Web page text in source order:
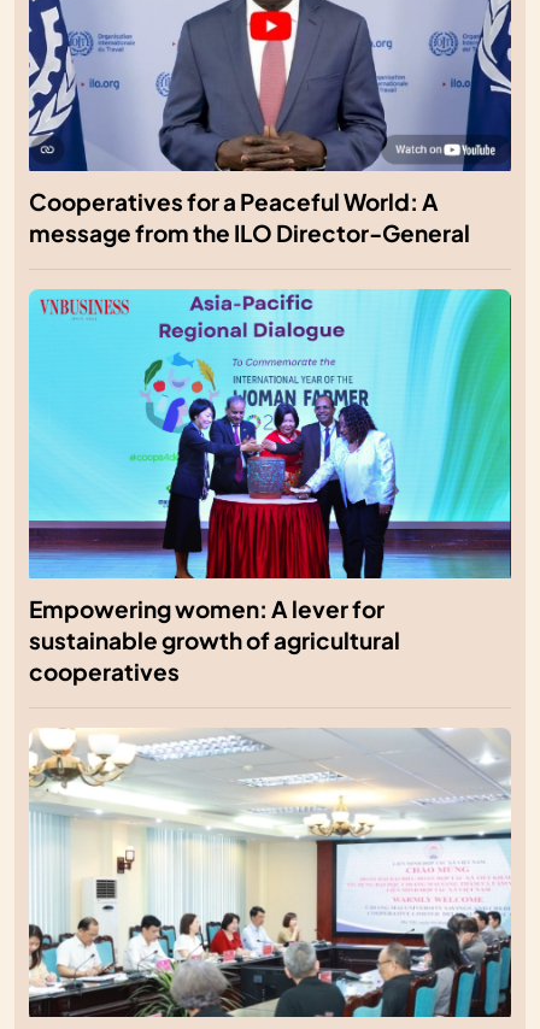
Cooperatives for a Peaceful World: A
message from the ILO Director-General
Empowering women: A lever for
sustainable growth of agricultural
cooperatives